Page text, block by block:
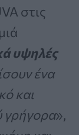
στις
υψηλές
ένα
και
γρήγορα»,